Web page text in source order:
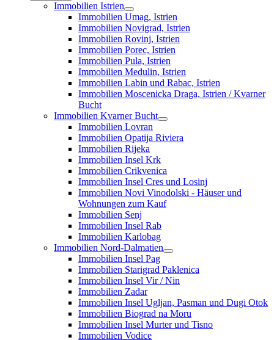
Immobilien Istrien
Immobilien Umag, Istrien
Immobilien Novigrad, Istrien
Immobilien Rovinj, Istrien
Immobilien Porec, Istrien
Immobilien Pula, Istrien
Immobilien Medulin, Istrien
Immobilien Labin und Rabac, Istrien
Immobilien Moscenicka Draga, Istrien / Kvarner
Bucht
Immobilien Kvarner Bucht
Immobilien Lovran
Immobilien Opatija Riviera
Immobilien Rijeka
Immobilien Insel Krk
Immobilien Crikvenica
Immobilien Insel Cres und Losinj
Immobilien Novi Vinodolski - Häuser und
Wohnungen zum Kauf
Immobilien Senj
Immobilien Insel Rab
Immobilien Karlobag
Immobilien Nord-Dalmatien
Immobilien Insel Pag
Immobilien Starigrad Paklenica
Immobilien Insel Vir / Nin
Immobilien Zadar
Immobilien Insel Ugljan, Pasman und Dugi Otok
Immobilien Biograd na Moru
Immobilien Insel Murter und Tisno
Immobilien Vodice